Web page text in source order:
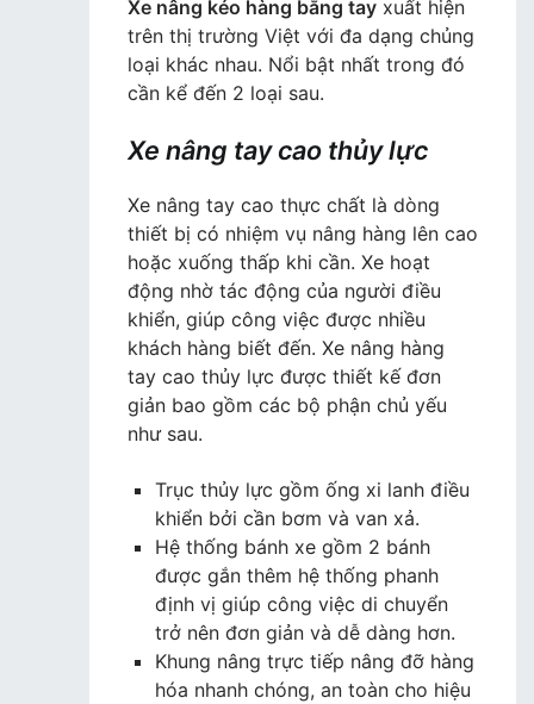
Xe nâng kéo hàng bằng tay xuất hiện
trên thị trường Việt với đa dạng chủng
loại khác nhau. Nổi bật nhất trong đó
cần kể đến 2 loại sau.
Xe nâng tay cao thủy lực
Xe nâng tay cao thực chất là dòng
thiết bị có nhiệm vụ nâng hàng lên cao
hoặc xuống thấp khi cần. Xe hoạt
động nhờ tác động của người điều
khiển, giúp công việc được nhiều
khách hàng biết đến. Xe nâng hàng
tay cao thủy lực được thiết kế đơn
giản bao gồm các bộ phận chủ yếu
như sau.
Trục thủy lực gồm ống xi lanh điều
khiển bởi cần bơm và van xả.
Hệ thống bánh xe gồm 2 bánh
được gắn thêm hệ thống phanh
định vị giúp công việc di chuyển
trở nên đơn giản và dễ dàng hơn.
Khung nâng trực tiếp nâng đỡ hàng
hóa nhanh chóng, an toàn cho hiệu